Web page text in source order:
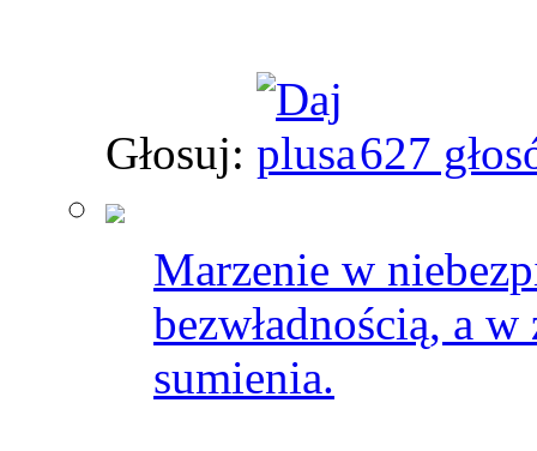
Głosuj: 627
Marzenie w
bezwładnością, a
sumienia.